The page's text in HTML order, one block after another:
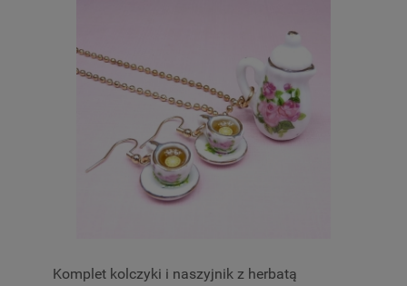
Komplet kolczyki i naszyjnik z herbatą